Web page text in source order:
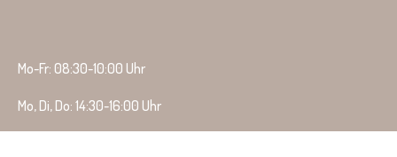
Mo-Fr: 08:30-10:00 Uhr
Mo, Di, Do: 14:30-16:00 Uhr